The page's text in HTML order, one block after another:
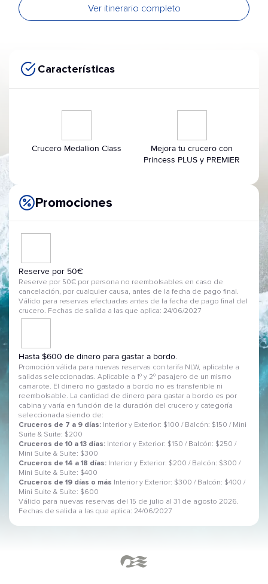
Ver itinerario completo
Características
Crucero Medallion Class
Mejora tu crucero con
Princess PLUS y PREMIER
Promociones
Reserve por 50€
Reserve por 50€ por persona no reembolsables en caso de
cancelación, por cualquier causa, antes de la fecha de pago final.
Válido para reservas efectuadas antes de la fecha de pago final del
crucero. Fechas de salida a las que aplica: 24/06/2027
Hasta $600 de dinero para gastar a bordo.
Promoción válida para nuevas reservas con tarifa NLW, aplicable a
salidas seleccionadas. Aplicable a 1º y 2º pasajero de un mismo
camarote. El dinero no gastado a bordo no es transferible ni
reembolsable. La cantidad de dinero para gastar a bordo es por
cabina y varía en función de la duración del crucero y categoría
seleccionada siendo de:
Cruceros de 7 a 9 días: Interior y Exterior: $100 / Balcón: $150 / Mini
Suite & Suite: $200
Cruceros de 10 a 13 días: Interior y Exterior: $150 / Balcón: $250 /
Mini Suite & Suite: $300
Cruceros de 14 a 18 días: Interior y Exterior: $200 / Balcón: $300 /
Mini Suite & Suite: $400
Cruceros de 19 días o más
Interior y Exterior: $300 / Balcón: $400 /
Mini Suite & Suite: $600
Válido para nuevas reservas del 15 de julio al 31 de agosto 2026.
Fechas de salida a las que aplica: 24/06/2027